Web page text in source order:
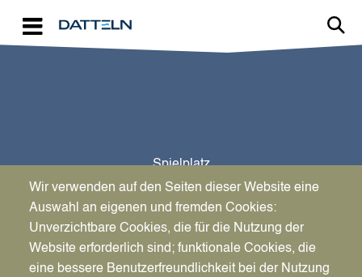
Spielplatz
Knappenstraße III
Wir verwenden auf den Seiten dieser Website eine
Auswahl an eigenen und fremden Cookies:
Unverzichtbare Cookies, die für die Nutzung der
Website erforderlich sind; funktionale Cookies, die
eine bessere Benutzerfreundlichkeit bei der Nutzung